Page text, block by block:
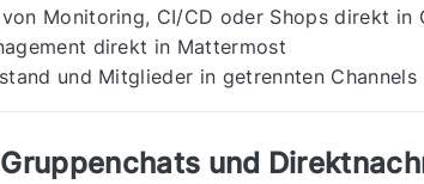
Monitoring, CI/CD oder Shops direkt in
direkt in Mattermost
und Mitglieder in getrennten Channels
und